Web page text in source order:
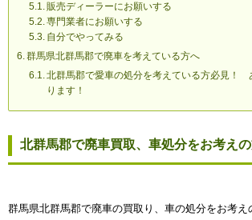
販売ディーラーにお願いする
専門業者にお願いする
自分でやってみる
群馬県北群馬郡で廃車を考えている方へ
北群馬郡で愛車の処分を考えている方必見！
ります！
北群馬郡で廃車買取、車処分をお考え
群馬県北群馬郡で廃車の買取り、車の処分をお考え